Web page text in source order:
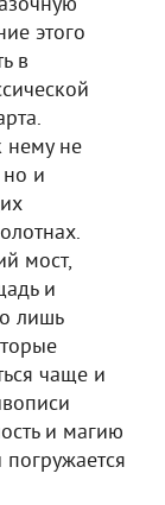
этого
в
нему не
но и
мост,
и
лишь
чаще и
и магию